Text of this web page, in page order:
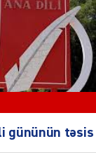
gününün təsis